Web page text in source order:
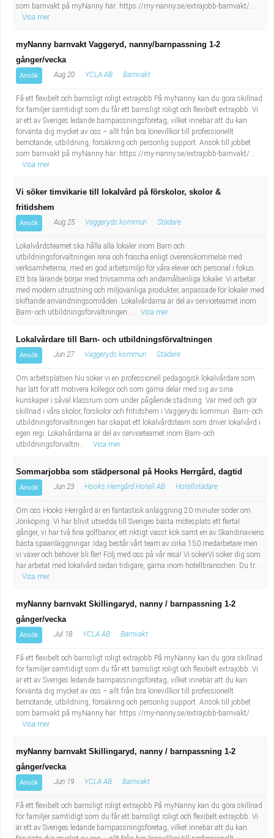
som barnvakt på myNanny här: https://my-nanny.se/extrajobb-barnvakt/...
Visa mer
myNanny barnvakt Vaggeryd, nanny/barnpassning 1-2
gånger/vecka
Ansök Aug 20 YCLA AB Barnvakt
Få ett flexibelt och barnsligt roligt extrajobb På myNanny kan du göra skillnad
för familjer samtidigt som du får ett barnsligt roligt och flexibelt extrajobb. Vi
är ett av Sveriges ledande barnpassningsföretag, vilket innebär att du kan
förvänta dig mycket av oss – allt från bra lönevillkor till professionellt
bemötande, utbildning, försäkring och personlig support. Ansök till jobbet
som barnvakt på myNanny här: https://my-nanny.se/extrajobb-barnvakt/...
Visa mer
Vi söker timvikarie till lokalvård på förskolor, skolor &
fritidshem
Ansök Aug 25 Vaggeryds kommun Städare
Lokalvårdsteamet ska hålla alla lokaler inom Barn och
utbildningsförvaltningen rena och fräscha enligt överenskommelse med
verksamheterna, med en god arbetsmiljö för våra elever och personal i fokus.
Ett bra lärande börjar med trivsamma och ändamålsenliga lokaler. Vi arbetar
med modern utrustning och miljövänliga produkter, anpassade för lokaler med
skiftande användningsområden. Lokalvårdarna är del av serviceteamet inom
Barn- och utbildningsförvaltningen...
Visa mer
Lokalvårdare till Barn- och utbildningsförvaltningen
Ansök Jun 27 Vaggeryds kommun Städare
Om arbetsplatsen Nu söker vi en professionell pedagogisk lokalvårdare som
har lätt för att motivera kollegor och som gärna delar med sig av sina
kunskaper i såväl klassrum som under pågående städning. Var med och gör
skillnad i våra skolor, förskolor och fritidshem i Vaggeryds kommun. Barn- och
utbildningsförvaltningen har skapat ett lokalvårdsteam som driver lokalvård i
egen regi. Lokalvårdarna är del av serviceteamet inom Barn- och
utbildningsförvaltni...
Visa mer
Sommarjobba som städpersonal på Hooks Herrgård, dagtid
Ansök Jun 23 Hooks Herrgård Hotell AB Hotellstädare
Om oss Hooks Herrgård är en fantastisk anläggning 20 minuter söder om
Jönköping. Vi har blivit utsedda till Sveriges bästa mötesplats ett flertal
gånger, vi har två fina golfbanor, ett riktigt vasst kök samt en av Skandinaviens
bästa spaanläggningar. Idag består vårt team av cirka 150 medarbetare men
vi växer och behöver bli fler! Följ med oss på vår resa! Vi sökerVi söker dig som
har arbetat med lokalvård sedan tidigare, gärna inom hotellbranschen. Du tr...
Visa mer
myNanny barnvakt Skillingaryd, nanny / barnpassning 1-2
gånger/vecka
Ansök Jul 18 YCLA AB Barnvakt
Få ett flexibelt och barnsligt roligt extrajobb På myNanny kan du göra skillnad
för familjer samtidigt som du får ett barnsligt roligt och flexibelt extrajobb. Vi
är ett av Sveriges ledande barnpassningsföretag, vilket innebär att du kan
förvänta dig mycket av oss – allt från bra lönevillkor till professionellt
bemötande, utbildning, försäkring och personlig support. Ansök till jobbet
som barnvakt på myNanny här: https://my-nanny.se/extrajobb-barnvakt/...
Visa mer
myNanny barnvakt Skillingaryd, nanny / barnpassning 1-2
gånger/vecka
Ansök Jun 19 YCLA AB Barnvakt
Få ett flexibelt och barnsligt roligt extrajobb På myNanny kan du göra skillnad
för familjer samtidigt som du får ett barnsligt roligt och flexibelt extrajobb. Vi
är ett av Sveriges ledande barnpassningsföretag, vilket innebär att du kan